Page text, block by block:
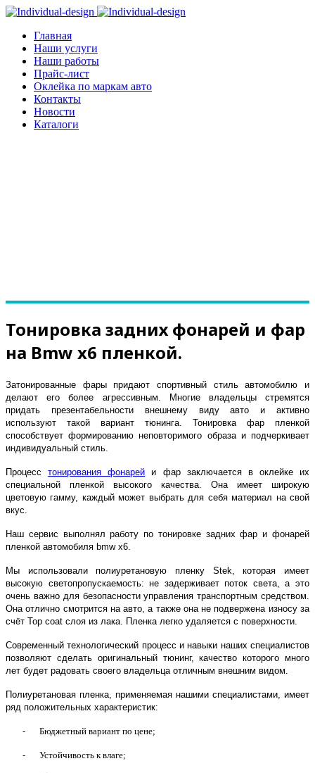
Главная
Наши услуги
Наши работы
Прайс-лист
Оклейка по маркам авто
Контакты
Новости
Каталоги
Тонировка задних фонарей и фар
на Bmw x6 пленкой.
Затонированные фары придают спортивный стиль автомобилю и
делают его более агрессивным. Многие владельцы стремятся
придать презентабельности внешнему виду авто и активно
используют такой вариант тюнинга. Тонировка фар пленкой
способствует формированию неповторимого образа и подчеркивает
индивидуальный стиль.
Процесстонирования фонарей и фар заключается в оклейке их
специальной пленкой высокого качества. Она имеет широкую
цветовую гамму, каждый может выбрать для себя материал на свой
вкус.
Наш сервис выполнял работу по тонировке задних фар и фонарей
пленкой автомобиля bmw x6.
Мы использовали полиуретановую пленку Stek, которая имеет
высокую светопропускаемость: не задерживает поток света, а это
очень важно для безопасности управления транспортным средством.
Она отлично смотрится на авто, а также она не подвержена износу за
счёт Top coat слоя из лака. Пленка легко удаляется с поверхности.
Современный технологический процесс и навыки наших специалистов
позволяют сделать оригинальный тюнинг, качество которого много
лет будет радовать своего владельца отличным внешним видом.
Полиуретановая пленка, применяемая нашими специалистами, имеет
ряд положительных характеристик:
- Бюджетный вариант по цене;
- Устойчивость к влаге;